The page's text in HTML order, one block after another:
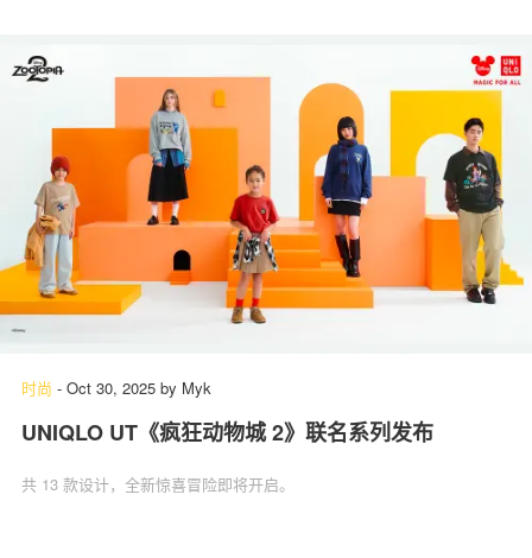
时尚 - Oct 30, 2025 by Myk
UNIQLO UT《疯狂动物城 2》联名系列发布
共 13 款设计，全新惊喜冒险即将开启。